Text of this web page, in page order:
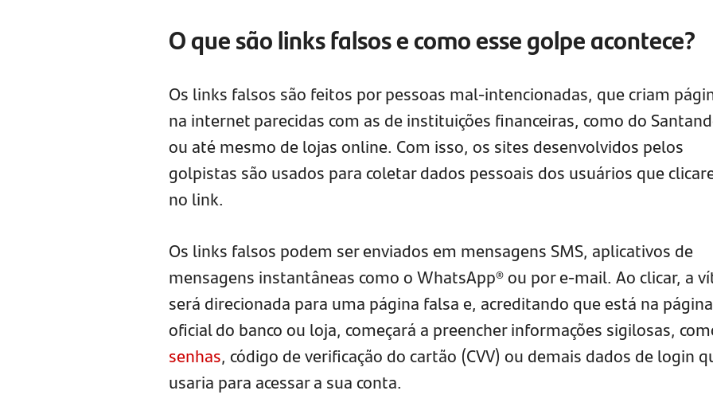
O que são links falsos e como esse golpe acontece?
Os links falsos são feitos por pessoas mal-intencionadas, que criam
na internet parecidas com as de instituições financeiras, como do
ou até mesmo de lojas online. Com isso, os sites desenvolvidos pelos
golpistas são usados para coletar dados pessoais dos usuários que
no link.
Os links falsos podem ser enviados em mensagens SMS, aplicativos de
mensagens instantâneas como o WhatsApp® ou por e-mail. Ao clicar, a
será direcionada para uma página falsa e, acreditando que está na página
oficial do banco ou loja, começará a preencher informações sigilosas,
senhas, código de verificação do cartão (CVV) ou demais dados de login
usaria para acessar a sua conta.